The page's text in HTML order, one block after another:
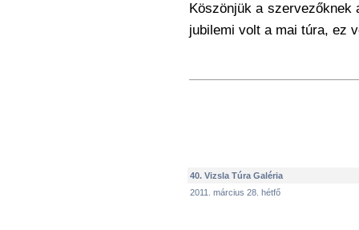
Köszönjük a
jubilemi volt a mai túra, ez
40. Vizsla Túra Galéria
2011. március 28. hétfő